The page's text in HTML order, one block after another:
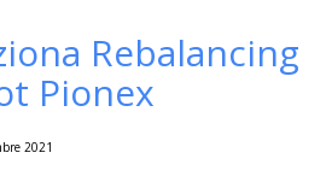
Rebalancing
Pionex
2021